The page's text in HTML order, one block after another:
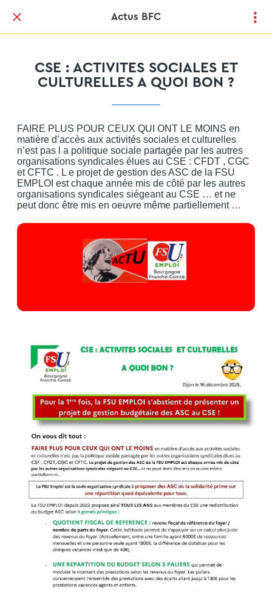
Actus BFC
CSE : ACTIVITES SOCIALES ET
CULTURELLES A QUOI BON ?
FAIRE PLUS POUR CEUX QUI ONT LE MOINS en
matière d’accès aux activités sociales et culturelles
n’est pas l a politique sociale partagée par les autres
organisations syndicales élues au CSE : CFDT , CGC
et CFTC . L e projet de gestion des ASC de la FSU
EMPLOI est chaque année mis de côté par les autres
organisations syndicales siégeant au CSE … et ne
peut donc être mis en oeuvre même partiellement …